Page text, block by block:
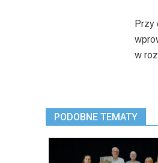
Przy
w
PODOBNE TEMATY